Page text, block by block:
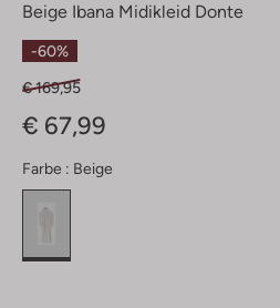
Beige Ibana Midikleid Donte
-60%
€ 169,95
€ 67,99
Farbe : Beige